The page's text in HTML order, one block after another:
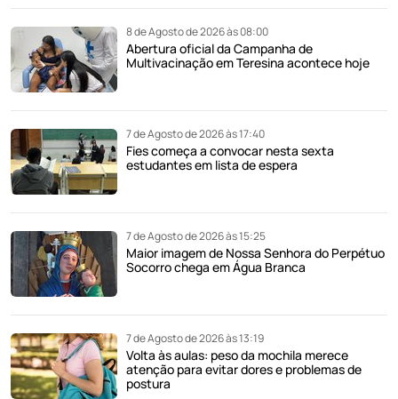
8 de Agosto de 2026 às 08:00
Abertura oficial da Campanha de
Multivacinação em Teresina acontece hoje
7 de Agosto de 2026 às 17:40
Fies começa a convocar nesta sexta
estudantes em lista de espera
7 de Agosto de 2026 às 15:25
Maior imagem de Nossa Senhora do Perpétuo
Socorro chega em Água Branca
7 de Agosto de 2026 às 13:19
Volta às aulas: peso da mochila merece
atenção para evitar dores e problemas de
postura